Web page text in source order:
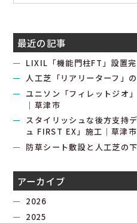
最近の記事
LIXIL「機能門柱FT」設置
人工芝「リアリーターフ」
ユニソン「フィレットジオ
｜草津市
スタイリッシュな後方支持
ュ FIRST EX」施工｜草津市
防草シート敷設と人工芝の
アーカイブ
2026
2025